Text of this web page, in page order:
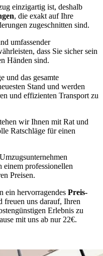
einzigartig ist, deshalb
, die exakt auf Ihre
zugeschnitten sind.
umfassender
dass Sie sicher sein
Händen sind.
und das gesamte
Stand und werden
und effizienten Transport zu
wir Ihnen mit Rat und
Ratschläge für einen
professionellen
Preisen.
ein hervorragendes Preis-
freuen uns darauf, Ihren
Erlebnis zu
mit uns ab nur 22€.